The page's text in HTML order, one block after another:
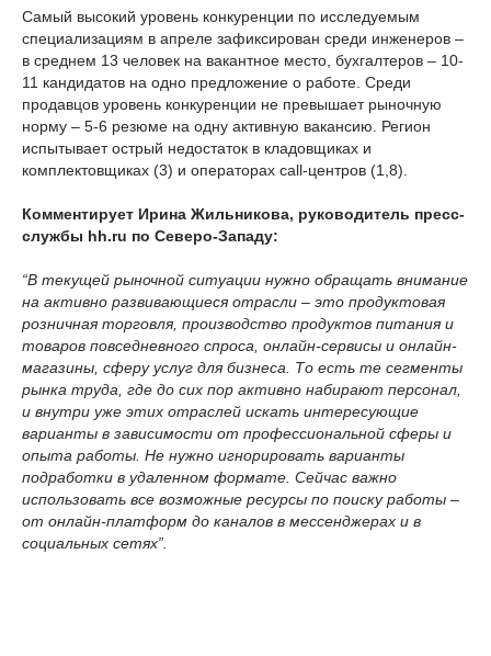
Самый высокий уровень конкуренции по исследуемым
специализациям в апреле зафиксирован среди инженеров –
в среднем 13 человек на вакантное место, бухгалтеров – 10-
11 кандидатов на одно предложение о работе. Среди
продавцов уровень конкуренции не превышает рыночную
норму – 5-6 резюме на одну активную вакансию. Регион
испытывает острый недостаток в кладовщиках и
комплектовщиках (3) и операторах call-центров (1,8).
Комментирует Ирина Жильникова, руководитель пресс-
службы hh.ru по Северо-Западу:
“В текущей рыночной ситуации нужно обращать внимание
на активно развивающиеся отрасли – это продуктовая
розничная торговля, производство продуктов питания и
товаров повседневного спроса, онлайн-сервисы и онлайн-
магазины, сферу услуг для бизнеса. То есть те сегменты
рынка труда, где до сих пор активно набирают персонал,
и внутри уже этих отраслей искать интересующие
варианты в зависимости от профессиональной сферы и
опыта работы. Не нужно игнорировать варианты
подработки в удаленном формате. Сейчас важно
использовать все возможные ресурсы по поиску работы –
от онлайн-платформ до каналов в мессенджерах и в
социальных сетях”.